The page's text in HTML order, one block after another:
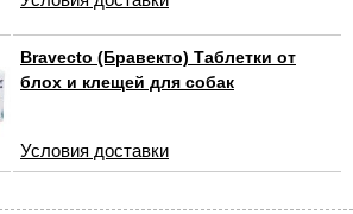
Bravecto (Бравекто) Таблетки от
блох и клещей для собак
Условия доставки